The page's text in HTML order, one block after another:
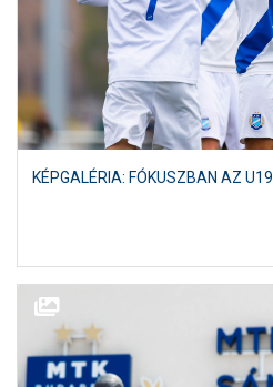
KÉPGALÉRIA: FÓKUSZBAN AZ U19